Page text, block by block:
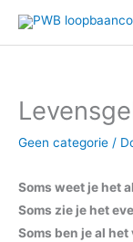
naar
Geen categorie /
Soms weet je het
Soms zie je het
Soms ben je al